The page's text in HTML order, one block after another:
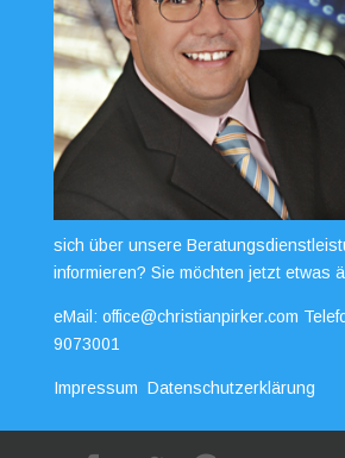
sich über unsere
informieren? Sie möchten jetzt etwas
eMail: office@christianpirker.com
9073001
Impressum Datenschutzerklärung